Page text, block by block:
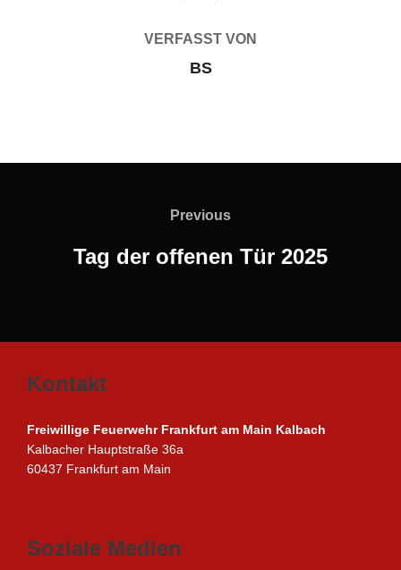
VERFASST VON
BS
Previous
Previous
Tag der offenen Tür 2025
Kontakt
Freiwillige Feuerwehr Frankfurt am Main Kalbach
Kalbacher Hauptstraße 36a
60437 Frankfurt am Main
Soziale Medien